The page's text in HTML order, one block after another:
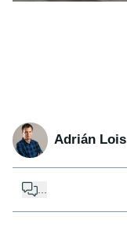
Adrián Lois